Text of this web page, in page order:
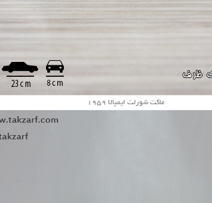
ماکت شورلت ایمپالا 1959